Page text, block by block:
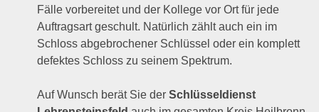
Fälle vorbereitet und der Kollege vor Ort für jede
Auftragsart geschult. Natürlich zählt auch ein im
Schloss abgebrochener Schlüssel oder ein komplett
defektes Schloss zu seinem Spektrum.
Auf Wunsch berät Sie derSchlüsseldienst